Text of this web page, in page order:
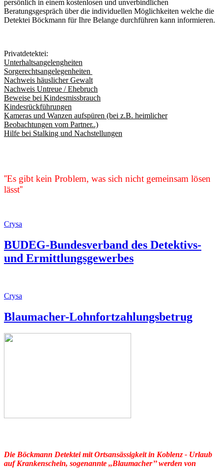
persönlich in einem kostenlosen und unverbindlichen
Beratungsgespräch über die individuellen Möglichkeiten welche die
Detektei Böckmann für Ihre Belange durchführen kann informieren.
Privatdetektei:
Unterhaltsangelengheiten
Sorgerechtsangelegenheiten
Nachweis häuslicher Gewalt
Nachweis Untreue / Ehebruch
Beweise bei Kindesmissbrauch
Kindesrückführungen
Kameras und Wanzen aufspüren (bei z.B. heimlicher
Beobachtungen vom Partner..)
Hilfe bei Stalking und Nachstellungen
''Es gibt kein Problem, was sich nicht gemeinsam lösen
lässt''
Crysa
BUDEG-Bundesverband des Detektivs-
und Ermittlungsgewerbes
Crysa
Blaumacher-Lohnfortzahlungsbetrug
Die Böckmann Detektei mit Ortsansässigkeit in Koblenz - Urlaub
auf Krankenschein, sogenannte ,,Blaumacher’’ werden von